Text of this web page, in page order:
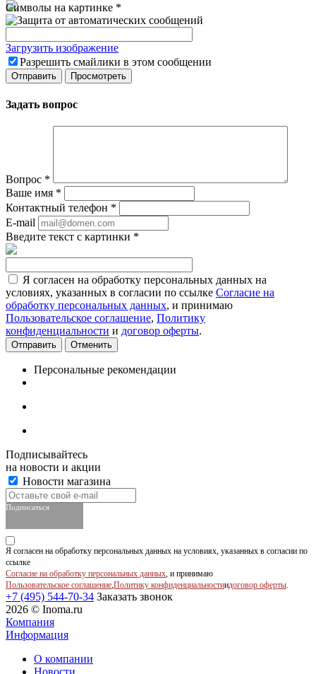
Символы на картинке *
Загрузить изображение
Разрешить смайлики в этом сообщении
Задать вопрос
Вопрос *
Ваше имя *
Контактный телефон *
E-mail
Введите текст с картинки *
Я согласен на обработку персональных данных на
условиях, указанных в согласии по ссылке Согласие на
обработку персональных данных, и принимаю
Пользовательское соглашение, Политику
конфиденциальности и договор оферты.
Отменить
Персональные рекомендации
Подписывайтесь
на новости и акции
Новости магазина
Подписаться
Я согласен на обработку персональных данных на условиях, указанных в согласии по
ссылке
Согласие на обработку персональных данных, и принимаю
Пользовательское соглашение,Политику конфиденциальностиидоговор оферты.
+7 (495) 544-70-34 Заказать звонок
2026 © Inoma.ru
Компания
Информация
О компании